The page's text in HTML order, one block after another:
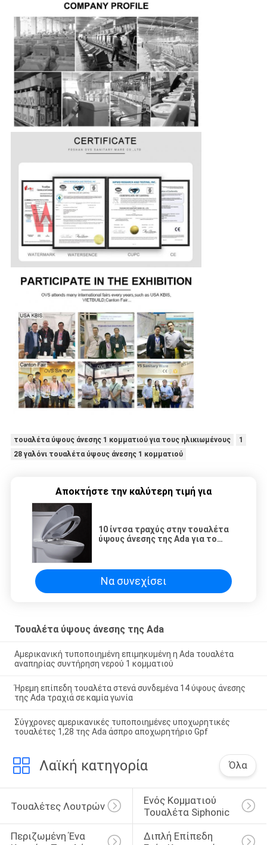
τουαλέτα ύψους άνεσης 1 κομματιού για τους ηλικιωμένους
1
28 γαλόνι τουαλέτα ύψους άνεσης 1 κομματιού
Αποκτήστε την καλύτερη τιμή για
10 ίντσα τραχύς στην τουαλέτα
ύψους άνεσης της Ada για το
Να συνεχίσει
Τουαλέτα ύψους άνεσης της Ada
Αμερικανική τυποποιημένη επιμηκυμένη η Ada τουαλέτα
αναπηρίας συντήρηση νερού 1 κομματιού
Ήρεμη επίπεδη τουαλέτα στενά συνδεμένα 14 ύψους άνεσης
της Ada τραχιά σε καμία γωνία
Σύγχρονες αμερικανικές τυποποιημένες υποχωρητικές
τουαλέτες 1,28 της Ada άσπρο αποχωρητήριο Gpf
Λαϊκή κατηγορία Όλα
Τουαλέτες Λουτρών
Ενός Κομματιού
Τουαλέτα Siphonic
Περιζωμένη Ένα
Διπλή Επίπεδη